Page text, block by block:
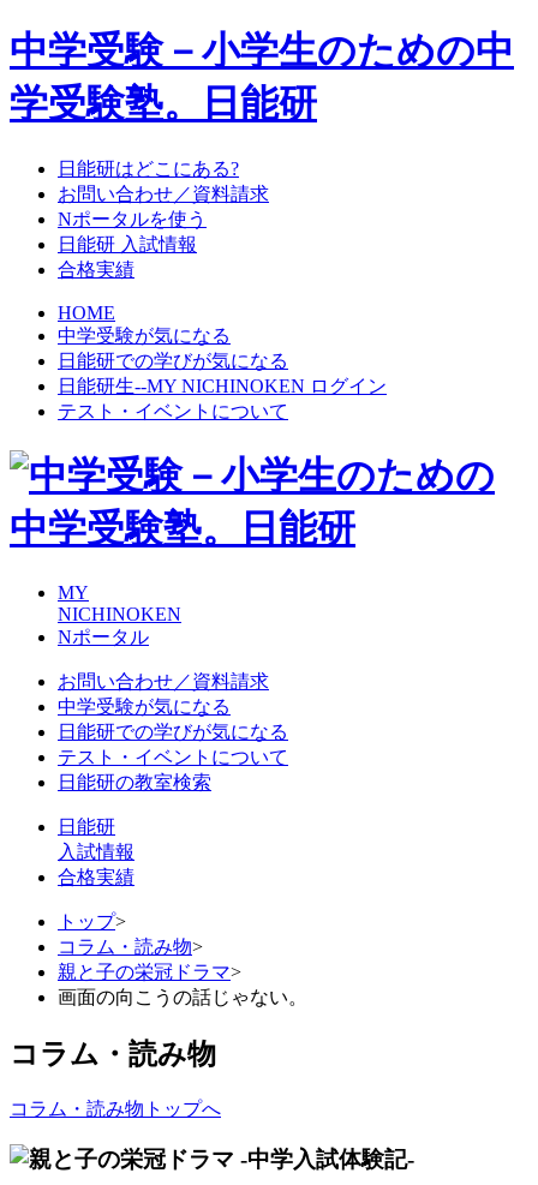
中学受験－小学生のための中
学受験塾。日能研
日能研はどこにある?
お問い合わせ／資料請求
Nポータルを使う
日能研 入試情報
合格実績
HOME
中学受験が気になる
日能研での学びが気になる
日能研生--MY NICHINOKEN ログイン
テスト・イベントについて
MY
NICHINOKEN
Nポータル
お問い合わせ／資料請求
中学受験が気になる
日能研での学びが気になる
テスト・イベントについて
日能研の教室検索
日能研
入試情報
合格実績
トップ>
コラム・読み物>
親と子の栄冠ドラマ>
画面の向こうの話じゃない。
コラム・読み物
コラム・読み物トップへ